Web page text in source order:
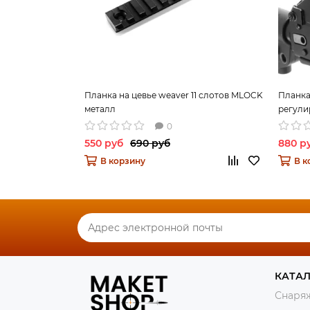
Планка на цевье weaver 11 слотов MLOCK
металл
0
550 руб 690 руб
В корзину
880
В